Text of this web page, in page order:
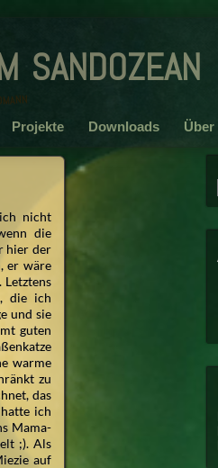
sandozean
Projekte Downloads Über
nicht
die
hier der
er wäre
Letztens
die ich
und sie
guten
warme
zu
das
ich
Mama-
;). Als
auf